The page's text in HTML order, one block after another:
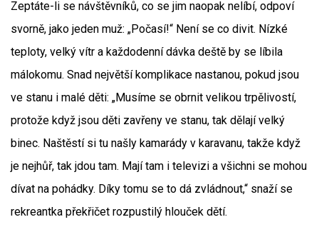
Zeptáte-li se návštěvníků, co se jim naopak nelíbí, odpoví
svorně, jako jeden muž: „Počasí!“ Není se co divit. Nízké
teploty, velký vítr a každodenní dávka deště by se líbila
málokomu. Snad největší komplikace nastanou, pokud jsou
ve stanu i malé děti: „Musíme se obrnit velikou trpělivostí,
protože když jsou děti zavřeny ve stanu, tak dělají velký
binec. Naštěstí si tu našly kamarády v karavanu, takže když
je nejhůř, tak jdou tam. Mají tam i televizi a všichni se mohou
dívat na pohádky. Díky tomu se to dá zvládnout,“ snaží se
rekreantka překřičet rozpustilý hlouček dětí.